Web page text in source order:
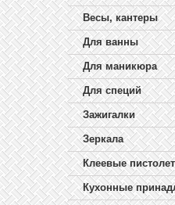
Весы, кантеры
Для ванны
Для маникюра
Для специй
Зажигалки
Зеркала
Клеевые
Кухонные